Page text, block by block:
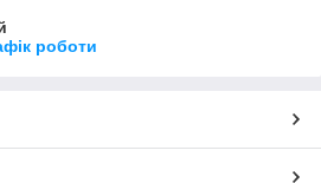
роботи